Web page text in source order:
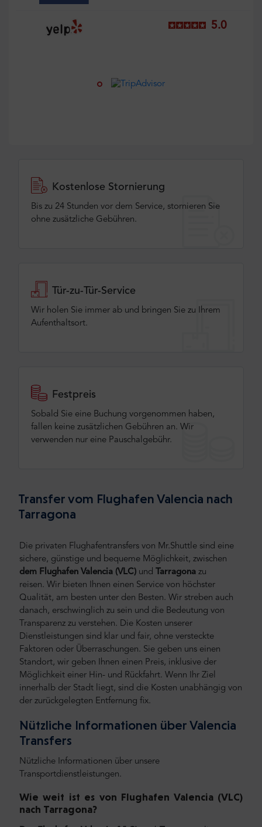
5.0
Kostenlose Stornierung
Bis zu 24 Stunden vor dem Service, stornieren Sie
ohne zusätzliche Gebühren.
Tür-zu-Tür-Service
Wir holen Sie immer ab und bringen Sie zu Ihrem
Aufenthaltsort.
Festpreis
Sobald Sie eine Buchung vorgenommen haben,
fallen keine zusätzlichen Gebühren an. Wir
verwenden nur eine Pauschalgebühr.
Transfer vom Flughafen Valencia nach
Tarragona
Die privaten Flughafentransfers von Mr.Shuttle sind eine
sichere, günstige und bequeme Möglichkeit, zwischen
dem Flughafen Valencia (VLC) und Tarragona zu
reisen. Wir bieten Ihnen einen Service von höchster
Qualität, am besten unter den Besten. Wir streben auch
danach, erschwinglich zu sein und die Bedeutung von
Transparenz zu verstehen. Die Kosten unserer
Dienstleistungen sind klar und fair, ohne versteckte
Faktoren oder Überraschungen. Sie geben uns einen
Standort, wir geben Ihnen einen Preis, inklusive der
Möglichkeit einer Hin- und Rückfahrt. Wenn Ihr Ziel
innerhalb der Stadt liegt, sind die Kosten unabhängig von
der zurückgelegten Entfernung fix.
Nützliche Informationen über Valencia
Transfers
Nützliche Informationen über unsere
Transportdienstleistungen.
Wie weit ist es von Flughafen Valencia (VLC)
nach Tarragona?